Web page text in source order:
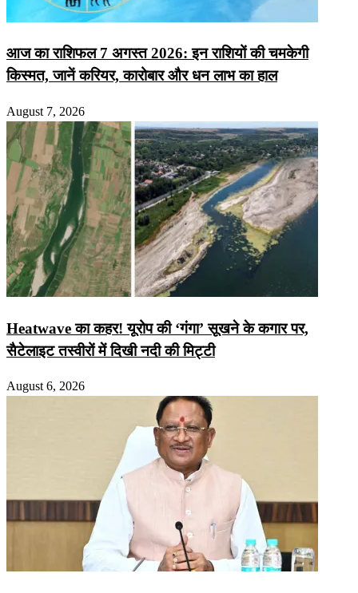
आज का राशिफल 7 अगस्त 2026: इन राशियों की चमकेगी
किस्मत, जानें करियर, कारोबार और धन लाभ का हाल
August 7, 2026
Heatwave का कहर! यूरोप की ‘गंगा’ सूखने के कगार पर,
सैटेलाइट तस्वीरों में दिखी नदी की मिट्टी
August 6, 2026